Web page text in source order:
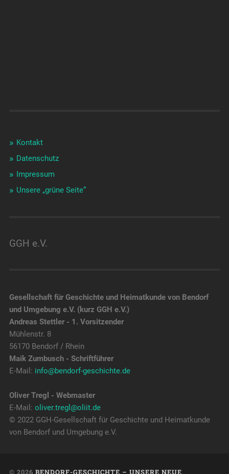
Kontakt
Datenschutz
Impressum
Unsere „grüne Seite“
GGH e.V.
Gesellschaft für Geschichte und Heimatkunde von Bendorf
und Umgebung e.V. (kurz GGH e.V.)
Andreas Stettler - 1. Vorsitzender
Mühlenstr. 8
56170 Bendorf / Rhein
Maik Zumbusch - Schriftführer
E-Mail: info@bendorf-geschichte.de
Oliver Tregl - Webmaster
E-Mail: oliver.tregl@oliit.de
© 2022 GGH-Gesellschaft für Geschichte und Heimatkunde
von Bendorf und Umgebung e.V.
© 2026 BENDORF-GESCHICHTE – UNSERE NEUE